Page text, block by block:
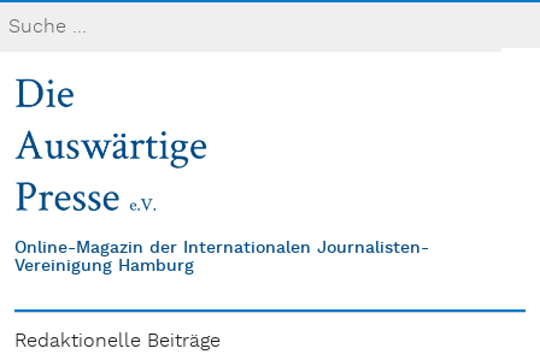
Online-Magazin der Internationalen Journalisten-
Vereinigung Hamburg
Redaktionelle Beiträge